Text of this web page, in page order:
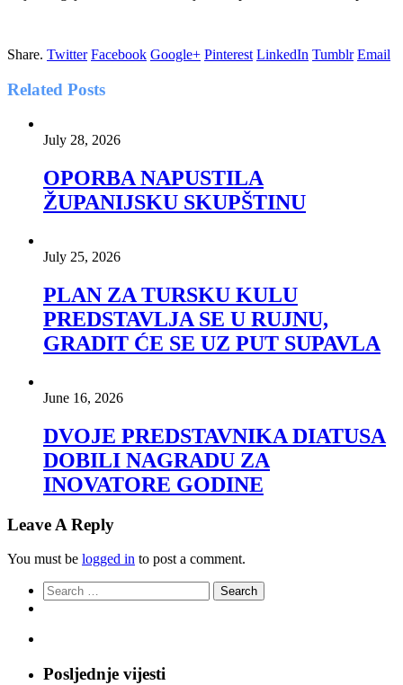
Share. Twitter Facebook Google+ Pinterest LinkedIn Tumblr Email
Related Posts
July 28, 2026
OPORBA NAPUSTILA
ŽUPANIJSKU SKUPŠTINU
July 25, 2026
PLAN ZA TURSKU KULU
PREDSTAVLJA SE U RUJNU,
GRADIT ĆE SE UZ PUT SUPAVLA
June 16, 2026
DVOJE PREDSTAVNIKA DIATUSA
DOBILI NAGRADU ZA
INOVATORE GODINE
Leave A Reply
You must be logged in to post a comment.
Search
for:
Posljednje vijesti